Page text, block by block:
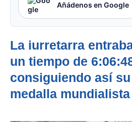
Añádenos en Google
La iurretarra
un tiempo de
consiguiendo así
medalla mundialista